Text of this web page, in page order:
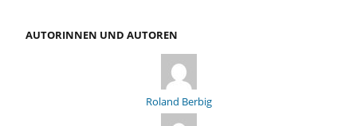
AUTORINNEN UND AUTOREN
Roland Berbig